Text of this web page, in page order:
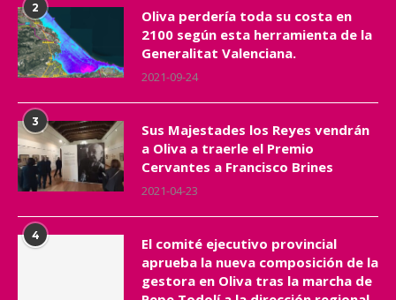
2
Oliva perdería toda su costa en
2100 según esta herramienta de la
Generalitat Valenciana.
2021-09-24
3
Sus Majestades los Reyes vendrán
a Oliva a traerle el Premio
Cervantes a Francisco Brines
2021-04-23
4
El comité ejecutivo provincial
aprueba la nueva composición de la
gestora en Oliva tras la marcha de